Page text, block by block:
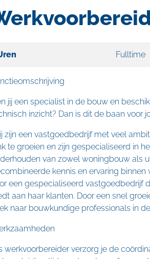
Fulltime
jij een specialist in de bouw en
inzicht? Dan is dit de baan voor
zijn een vastgoedbedrijf met veel
te groeien en zijn gespecialiseerd in
van zowel woningbouw als
kennis en ervaring binnen
een gespecialiseerd vastgoedbedrijf
aan haar klanten. Door een snel
naar bouwkundige professionals in
werkvoorbereider verzorg je de